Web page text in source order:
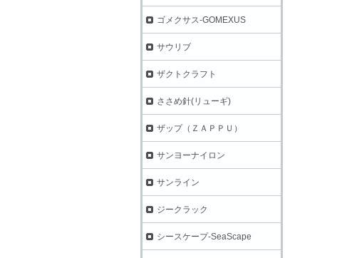
ゴメクサス-GOMEXUS
サウリブ
ザクトクラフト
ささめ針(リューギ)
ザップ（ＺＡＰＰＵ）
サンヨーナイロン
サンライン
ジークラック
シースケープ-SeaScape